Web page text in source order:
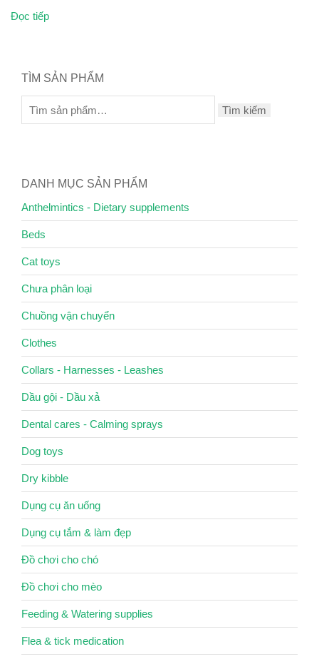
Đọc tiếp
TÌM SẢN PHẨM
Tìm kiếm
DANH MỤC SẢN PHẨM
Anthelmintics - Dietary supplements
Beds
Cat toys
Chưa phân loại
Chuồng vận chuyển
Clothes
Collars - Harnesses - Leashes
Dầu gội - Dầu xả
Dental cares - Calming sprays
Dog toys
Dry kibble
Dụng cụ ăn uống
Dụng cụ tắm & làm đẹp
Đồ chơi cho chó
Đồ chơi cho mèo
Feeding & Watering supplies
Flea & tick medication